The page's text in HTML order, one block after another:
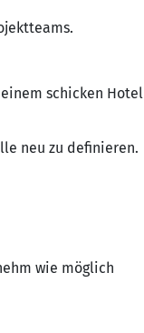
schicken Hotel
neu zu definieren.
wie möglich